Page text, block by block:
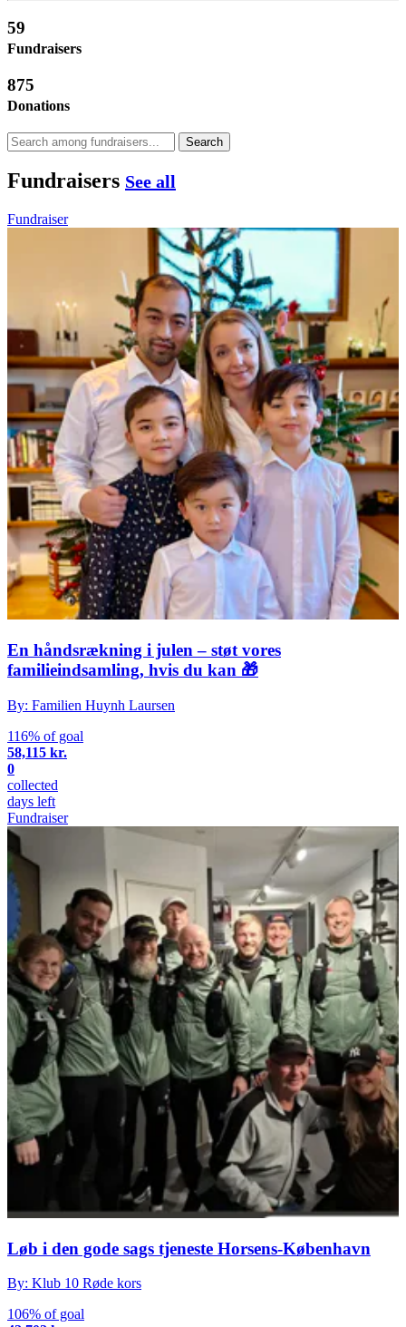
59
Fundraisers
875
Donations
Search
Fundraisers See all
Fundraiser
En håndsrækning i julen – støt vores
familieindsamling, hvis du kan 🎁
By: Familien Huynh Laursen
116% of goal
58,115 kr.
0
collected
days left
Fundraiser
Løb i den gode sags tjeneste Horsens-København
By: Klub 10 Røde kors
106% of goal